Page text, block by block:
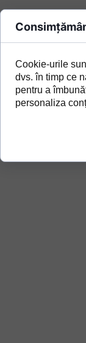
Cookie-urile
dvs. în timp ce
pentru a
personaliza